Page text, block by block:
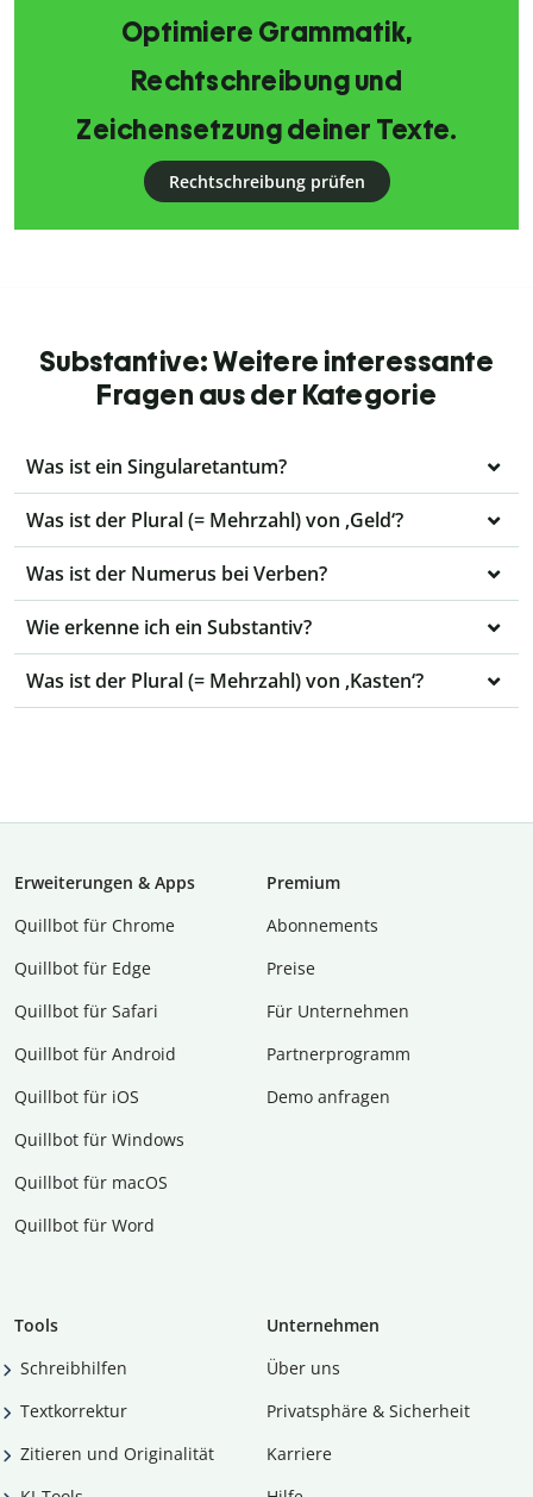
Optimiere Grammatik,
Rechtschreibung und
Zeichensetzung deiner Texte.
Rechtschreibung prüfen
Substantive: Weitere interessante
Fragen aus der Kategorie
Was ist ein Singularetantum?
Was ist der Plural (= Mehrzahl) von ‚Geld‘?
Was ist der Numerus bei Verben?
Wie erkenne ich ein Substantiv?
Was ist der Plural (= Mehrzahl) von ‚Kasten‘?
Erweiterungen & Apps
Quillbot für Chrome
Quillbot für Edge
Quillbot für Safari
Quillbot für Android
Quillbot für iOS
Quillbot für Windows
Quillbot für macOS
Quillbot für Word
Premium
Abon­ne­ments
Preise
Für Unternehmen
Partnerprogramm
Demo anfragen
Tools
Schreibhilfen
Textkorrektur
Zitieren und Originalität
Unternehmen
Über uns
Privatsphäre & Sicherheit
Karriere